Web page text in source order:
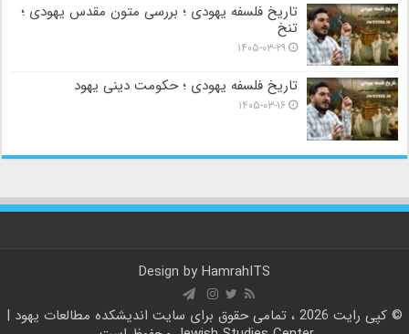
تاریخ فلسفه یهودی ؛ بررسی متون مقدس یهودی ؛
تنخ
۱۴۰۵-۰۳-۲۹
تاریخ فلسفه یهودی ؛ حکومت دینی یهود
۱۴۰۵-۰۳-۱۶
Design by HamrahITS
© کپی رایت 2026 ، تمامی حقوق برای سایت
اندیشکده مطالعات یهود |